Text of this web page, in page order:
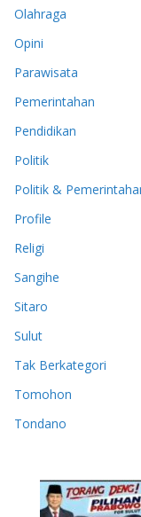
Olahraga
Opini
Parawisata
Pemerintahan
Pendidikan
Politik
Politik &
Profile
Religi
Sangihe
Sitaro
Sulut
Tak Berkategori
Tomohon
Tondano